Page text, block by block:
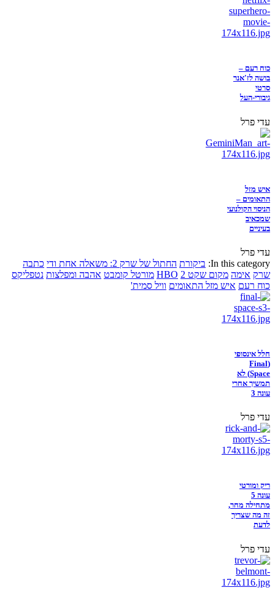
כוח רעם –
בושה לז'אנר
סרטי
גיבורי-העל
עדי פרל
איש מזל
התאומים –
הניסוי הקולנועי
שמכאיב
בעיניים
עדי פרל
In this category: ביקורת החתול של שרק 2: משאלה אחת ודי
כתבה
שרק אימה מקום שקט 2 HBO מורטל קומבט אהבה ומפלצות נטפליקס
כוח רעם איש מזל התאומים וויל סמית'
חלל אינסופי
(Final
Space) לא
תמשיך אחרי
עונה 3
עדי פרל
ריק ומורטי
עונה 5
מתחילה מחר,
זה מה שצריך
לדעת
עדי פרל